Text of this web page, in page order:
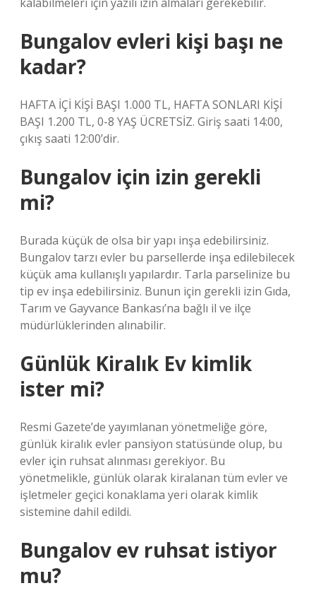
Bungalov evleri kişi başı ne
kadar?
HAFTA İÇİ KİŞİ BAŞI 1.000 TL, HAFTA SONLARI KİŞİ
BAŞI 1.200 TL, 0-8 YAŞ ÜCRETSİZ. Giriş saati 14:00,
çıkış saati 12:00’dir.
Bungalov için izin gerekli
mi?
Burada küçük de olsa bir yapı inşa edebilirsiniz.
Bungalov tarzı evler bu parsellerde inşa edilebilecek
küçük ama kullanışlı yapılardır. Tarla parselinize bu
tip ev inşa edebilirsiniz. Bunun için gerekli izin Gıda,
Tarım ve Gayvance Bankası’na bağlı il ve ilçe
müdürlüklerinden alınabilir.
Günlük Kiralık Ev kimlik
ister mi?
Resmi Gazete’de yayımlanan yönetmeliğe göre,
günlük kiralık evler pansiyon statüsünde olup, bu
evler için ruhsat alınması gerekiyor. Bu
yönetmelikle, günlük olarak kiralanan tüm evler ve
işletmeler geçici konaklama yeri olarak kimlik
sistemine dahil edildi.
Bungalov ev ruhsat istiyor
mu?